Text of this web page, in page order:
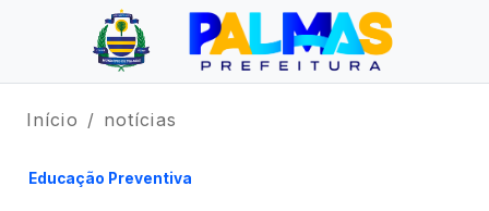
Início notícias
Educação Preventiva